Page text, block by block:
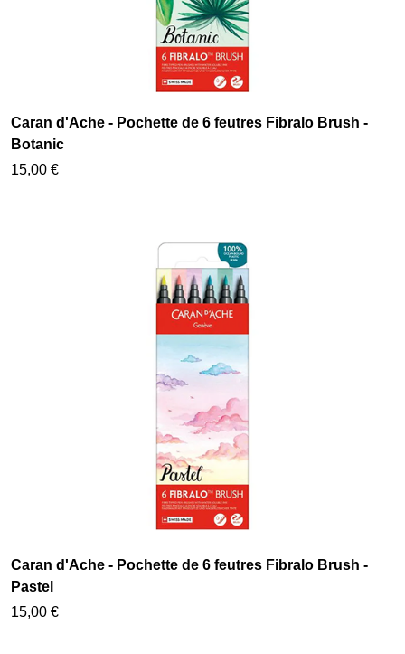
Caran d'Ache - Pochette de 6 feutres Fibralo Brush -
Botanic
15,00 €
Caran d'Ache - Pochette de 6 feutres Fibralo Brush -
Pastel
15,00 €